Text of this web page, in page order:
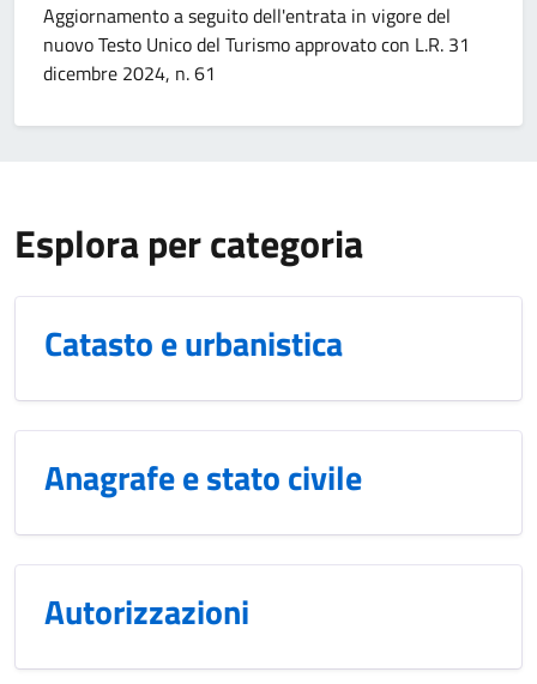
Aggiornamento a seguito dell'entrata in vigore del
nuovo Testo Unico del Turismo approvato con L.R. 31
dicembre 2024, n. 61
Esplora per categoria
Catasto e urbanistica
Anagrafe e stato civile
Autorizzazioni